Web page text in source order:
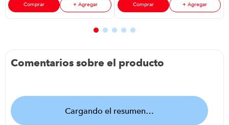
Comprar + Agregar Comprar + Agregar
Comentarios sobre el producto
Cargando el resumen…